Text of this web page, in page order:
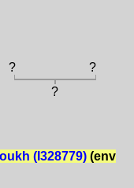
?
?
?
(I328779)(env